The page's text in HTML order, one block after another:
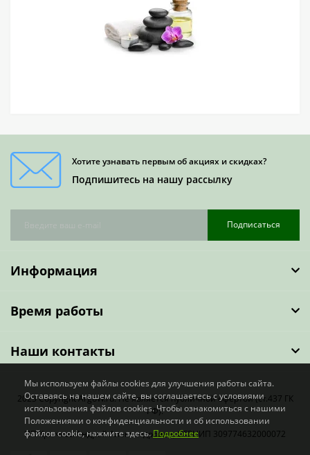
Хотите узнавать первым об акциях и скидках?
Подпишитесь на нашу рассылку
Подписаться
Информация
Время работы
Наши контакты
2023 Copyright ArgoW.ru. Не является публичной офертой (ст.437 ГК
РФ).
ИП Крючков Андрей Александрович, ОГРНИП 309774632000072
Мы используем файлы cookies для улучшения работы сайта.
Оставаясь на нашем сайте, вы соглашаетесь с условиями
использования файлов cookies. Чтобы ознакомиться с нашими
Положениями о конфиденциальности и об использовании
файлов cookie, нажмите здесь.Подробнее